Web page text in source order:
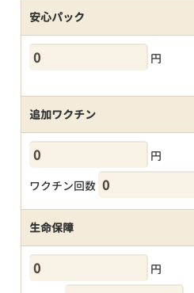
安心パック
円
追加ワクチン
円
ワクチン回数
生命保障
円